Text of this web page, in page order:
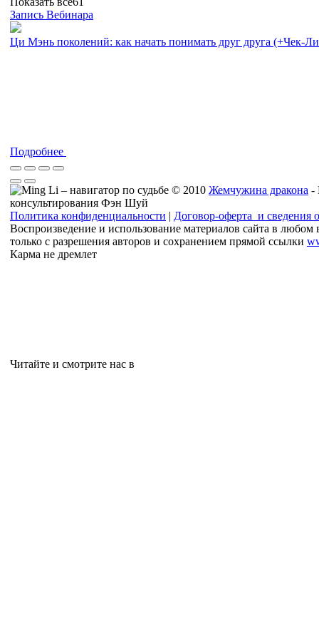
Запись Вебинара
Ци Мэнь поколений: как начать понимать друг друга (+Чек-
Подробнее
© 2010 Жемчужина дракона -
консультирования Фэн Шуй
Политика конфиденциальности | Договор-оферта и сведения
Воспроизведение и использование материалов сайта в любом
только с разрешения авторов и сохранением прямой ссылки
Карма не дремлет
Читайте и смотрите нас в